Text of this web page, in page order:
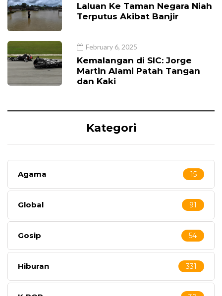
Laluan Ke Taman Negara Niah
Terputus Akibat Banjir
February 6, 2025
Kemalangan di SIC: Jorge
Martin Alami Patah Tangan
dan Kaki
Kategori
Agama 15
Global 91
Gosip 54
Hiburan 331